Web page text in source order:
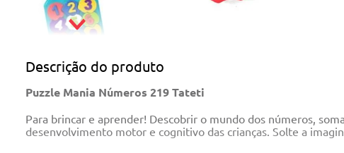
Descrição do produto
Puzzle Mania Números 219 Tateti
Para brincar e aprender! Descobrir o mundo dos números,
desenvolvimento motor e cognitivo das crianças. Solte a